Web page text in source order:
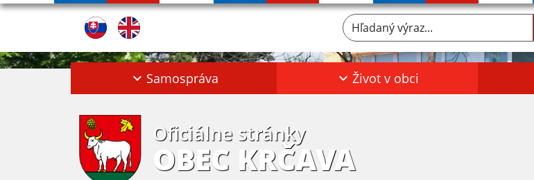
Hľadaný výraz...
Samospráva Život v obci
Oficiálne stránky
OBEC KRČAVA